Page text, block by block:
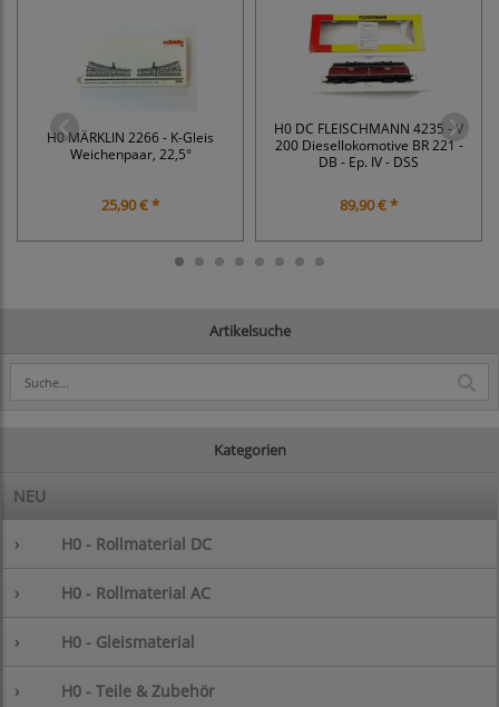
Artikelsuche
Kategorien
NEU
› H0 - Rollmaterial DC
› H0 - Rollmaterial AC
› H0 - Gleismaterial
› H0 - Teile & Zubehör
H0 MÄRKLIN 2266 - K-Gleis
Weichenpaar, 22,5°
25,90 € *
H0 DC FLEISCHMANN 4235 - V
200 Diesellokomotive BR 221 -
DB - Ep. IV - DSS
89,90 € *